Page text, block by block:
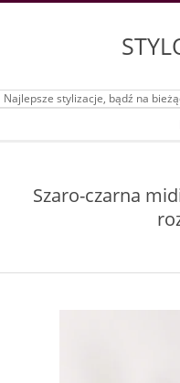
Najlepsze stylizacje, bądź na
Szaro-czarna